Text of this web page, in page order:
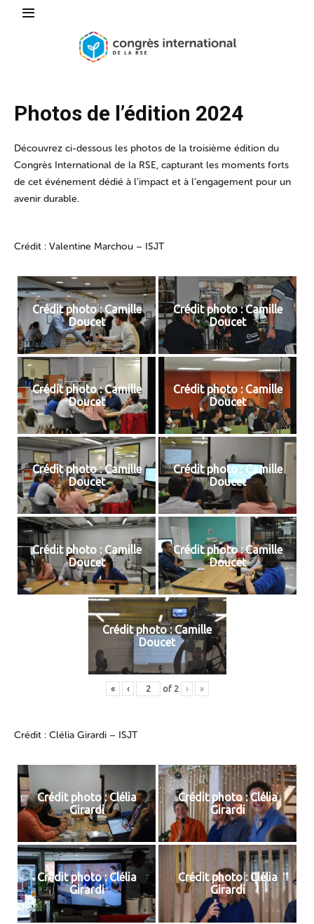
Photos de l’édition 2024
Découvrez ci-dessous les photos de la troisième édition du
Congrès International de la RSE, capturant les moments forts
de cet événement dédié à l’impact et à l’engagement pour un
avenir durable.
Crédit : Valentine Marchou – ISJT
Crédit photo : Camille
Doucet
Crédit photo : Camille
Doucet
Crédit photo : Camille
Doucet
Crédit photo : Camille
Doucet
Crédit photo : Camille
Doucet
Crédit photo : Camille
Doucet
Crédit photo : Camille
Doucet
Crédit photo : Camille
Doucet
Crédit photo : Camille
Doucet
« ‹ of 2 › »
Crédit : Clélia Girardi – ISJT
Crédit photo : Clélia
Girardi
Crédit photo : Clélia
Girardi
Crédit photo : Clélia
Girardi
Crédit photo : Clélia
Girardi